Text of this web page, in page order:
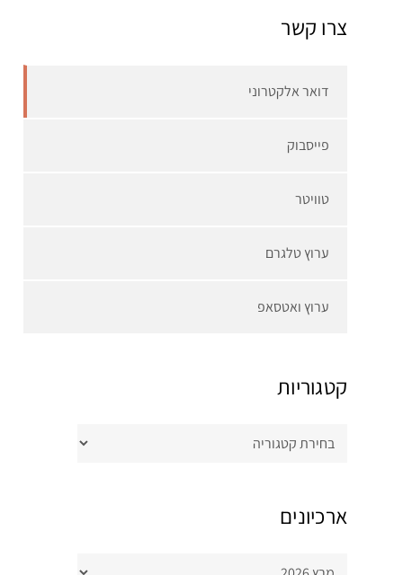
צרו קשר
דואר אלקטרוני
פייסבוק
טוויטר
ערוץ טלגרם
ערוץ ואטסאפ
קטגוריות
ארכיונים
ארכיונים